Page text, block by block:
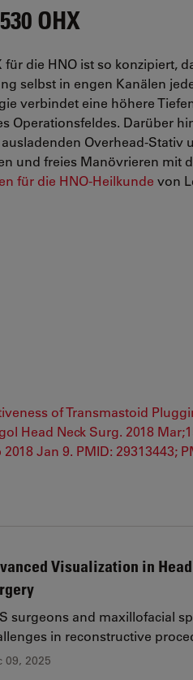
OHX
die HNO ist so konzipiert,
selbst in engen Kanälen
verbindet eine höhere
Operationsfeldes. Darüber
Overhead-Stativ
und freies Manövrieren mit
für die HNO-Heilkunde von
of Transmastoid
Head Neck Surg. 2018
Jan 9. PMID: 29313443;
Visualization in
surgeons and maxillofacial
in reconstructive
09, 2025